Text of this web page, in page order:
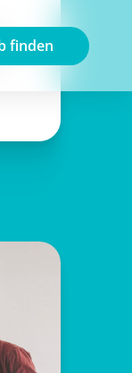
finden